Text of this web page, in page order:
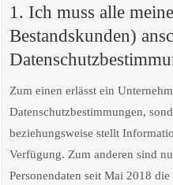
1. Ich muss alle
Bestandskunden)
Zum einen erlässt ein
Datenschutzbestimmungen,
beziehungsweise stellt
Verfügung. Zum anderen sind
Personendaten seit Mai 2018